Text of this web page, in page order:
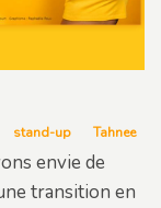
stand-up Tahnee
envie de
transition en